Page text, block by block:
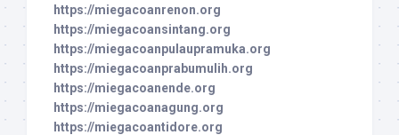
https://miegacoanrenon.org
https://miegacoansintang.org
https://miegacoanpulaupramuka.org
https://miegacoanprabumulih.org
https://miegacoanende.org
https://miegacoanagung.org
https://miegacoantidore.org